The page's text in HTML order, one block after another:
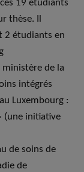
19 étudiants
thèse. Il
2 étudiants en
ministère de la
intégrés
Luxembourg :
(une initiative
de soins de
de